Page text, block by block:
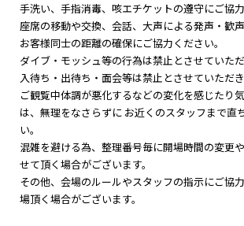
手洗い、手指消毒、咳エチケットの遵守にご協力
座席の移動や交換、会話、大声による発声・歓
お客様同士の距離の確保にご協力ください。
ダイブ・モッシュ等の行為は禁止とさせていただ
入待ち・出待ち・面会等は禁止とさせていただき
ご観覧中体調が悪化するなどの変化を感じたり
は、無理をなさらずに お近くのスタッフまで直
い。
混雑を避ける為、整理番号毎に開場時間の変更
せて頂く場合がございます。
その他、会場のルールやスタッフの指示にご協
場頂く場合がございます。